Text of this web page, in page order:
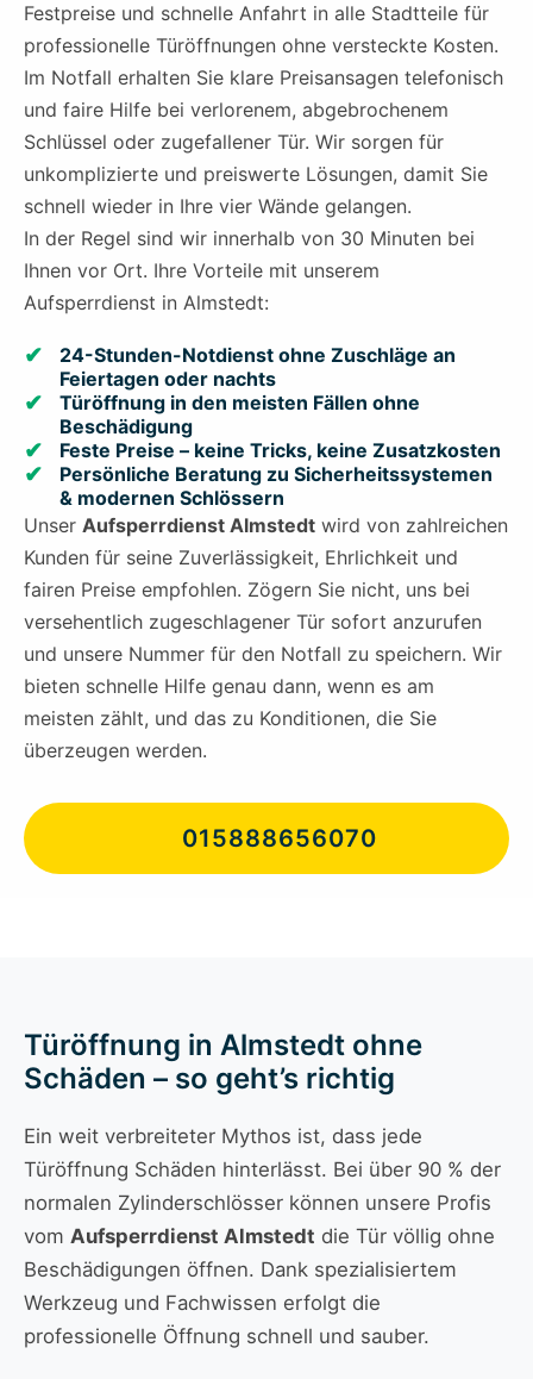
Festpreise und schnelle Anfahrt in alle Stadtteile für
professionelle Türöffnungen ohne versteckte Kosten.
Im Notfall erhalten Sie klare Preisansagen telefonisch
und faire Hilfe bei verlorenem, abgebrochenem
Schlüssel oder zugefallener Tür. Wir sorgen für
unkomplizierte und preiswerte Lösungen, damit Sie
schnell wieder in Ihre vier Wände gelangen.
In der Regel sind wir innerhalb von 30 Minuten bei
Ihnen vor Ort. Ihre Vorteile mit unserem
Aufsperrdienst in Almstedt:
24-Stunden-Notdienst ohne Zuschläge an
Feiertagen oder nachts
Türöffnung in den meisten Fällen ohne
Beschädigung
Feste Preise – keine Tricks, keine Zusatzkosten
Persönliche Beratung zu Sicherheitssystemen
& modernen Schlössern
Unser Aufsperrdienst Almstedt wird von zahlreichen
Kunden für seine Zuverlässigkeit, Ehrlichkeit und
fairen Preise empfohlen. Zögern Sie nicht, uns bei
versehentlich zugeschlagener Tür sofort anzurufen
und unsere Nummer für den Notfall zu speichern. Wir
bieten schnelle Hilfe genau dann, wenn es am
meisten zählt, und das zu Konditionen, die Sie
überzeugen werden.
015888656070
Türöffnung in Almstedt ohne
Schäden – so geht’s richtig
Ein weit verbreiteter Mythos ist, dass jede
Türöffnung Schäden hinterlässt. Bei über 90 % der
normalen Zylinderschlösser können unsere Profis
vom Aufsperrdienst Almstedt die Tür völlig ohne
Beschädigungen öffnen. Dank spezialisiertem
Werkzeug und Fachwissen erfolgt die
professionelle Öffnung schnell und sauber.